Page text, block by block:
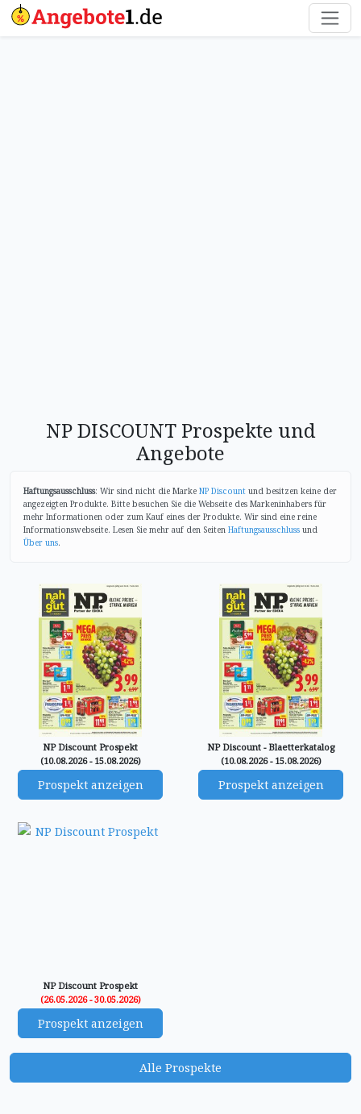
NP DISCOUNT Prospekte und
Angebote
Haftungsausschluss: Wir sind nicht die Marke NP Discount und besitzen keine der
angezeigten Produkte. Bitte besuchen Sie die Webseite des Markeninhabers für
mehr Informationen oder zum Kauf eines der Produkte. Wir sind eine reine
Informationswebseite. Lesen Sie mehr auf den Seiten Haftungsausschluss und
Über uns.
NP Discount Prospekt
(10.08.2026 - 15.08.2026)
Prospekt anzeigen
NP Discount - Blaetterkatalog
(10.08.2026 - 15.08.2026)
Prospekt anzeigen
NP Discount Prospekt
(26.05.2026 - 30.05.2026)
Prospekt anzeigen
Alle Prospekte